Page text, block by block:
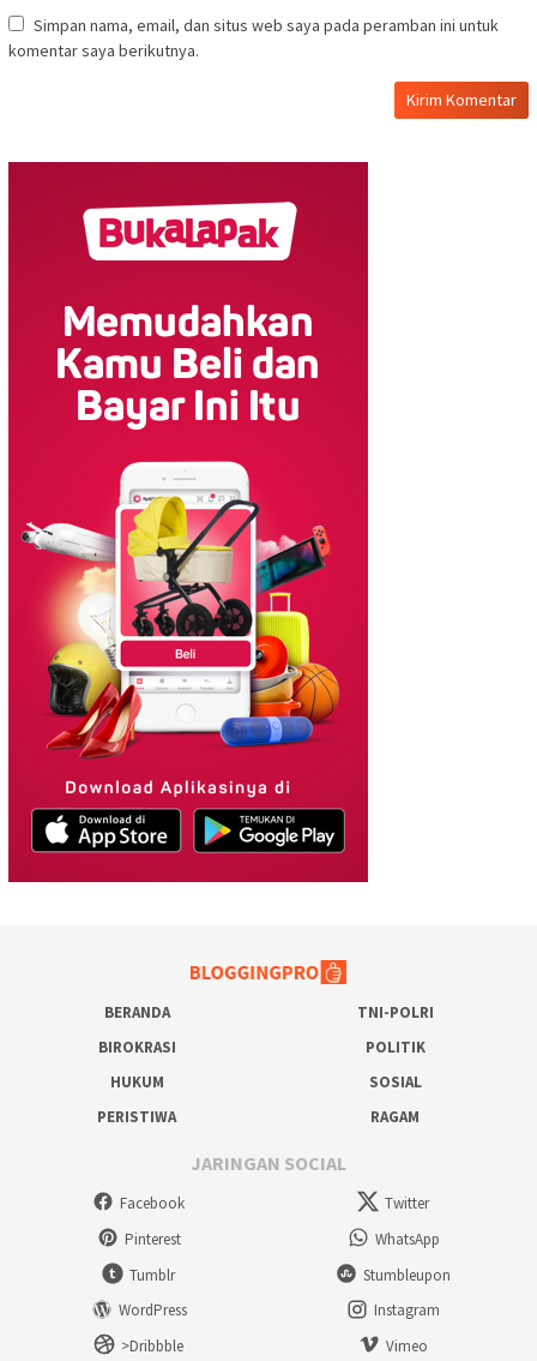
Simpan nama, email, dan situs web saya pada peramban ini untuk
komentar saya berikutnya.
BERANDA
TNI-POLRI
BIROKRASI
POLITIK
HUKUM
SOSIAL
PERISTIWA
RAGAM
JARINGAN SOCIAL
Facebook
Twitter
Pinterest
WhatsApp
Tumblr
Stumbleupon
WordPress
Instagram
>Dribbble
Vimeo